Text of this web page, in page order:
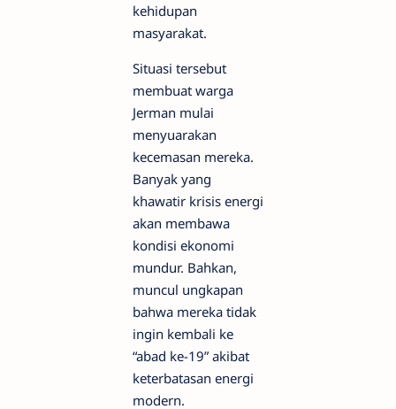
kehidupan
masyarakat.
Situasi tersebut
membuat warga
Jerman mulai
menyuarakan
kecemasan mereka.
Banyak yang
khawatir krisis energi
akan membawa
kondisi ekonomi
mundur. Bahkan,
muncul ungkapan
bahwa mereka tidak
ingin kembali ke
“abad ke-19” akibat
keterbatasan energi
modern.